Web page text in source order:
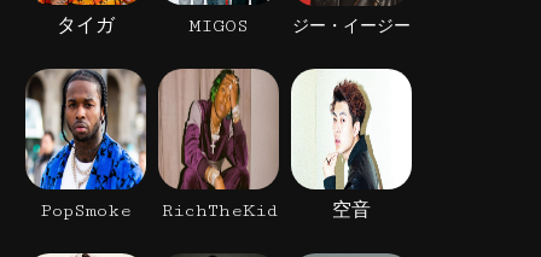
タイガ MIGOS ジー・イージー
PopSmoke RichTheKid 空音